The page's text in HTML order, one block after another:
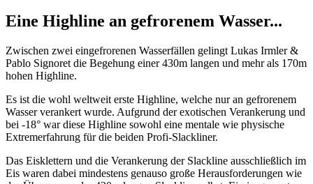
Eine Highline an gefrorenem Wasser...
Zwischen zwei eingefrorenen Wasserfällen gelingt Lukas Irmler &
Pablo Signoret die Begehung einer 430m langen und mehr als 170m
hohen Highline.
Es ist die wohl weltweit erste Highline, welche nur an gefrorenem
Wasser verankert wurde. Aufgrund der exotischen Verankerung und
bei -18° war diese Highline sowohl eine mentale wie physische
Extremerfahrung für die beiden Profi-Slackliner.
Das Eisklettern und die Verankerung der Slackline ausschließlich im
Eis waren dabei mindestens genauso große Herausforderungen wie